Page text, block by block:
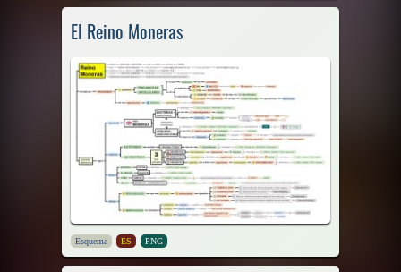
El Reino Moneras
Esquema ES PNG